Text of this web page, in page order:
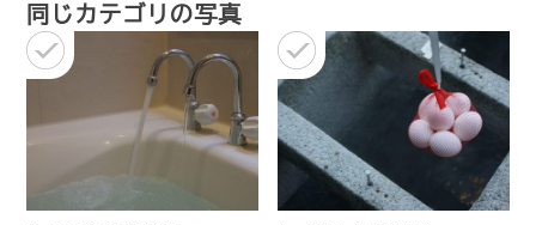
ー
シ
同じカテゴリの写真